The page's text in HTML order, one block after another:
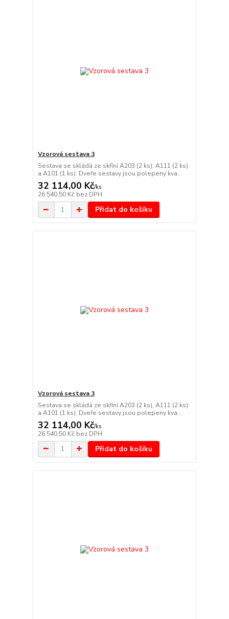
Vzorová sestava 3
Sestava se skládá ze skříní A203 (2 ks), A111 (2 ks)
a A101 (1 ks). Dveře sestavy jsou polepeny kva...
32 114,00 Kč/ks
26 540,50 Kč bez DPH
Přidat do košíku
Vzorová sestava 3
Sestava se skládá ze skříní A203 (2 ks), A111 (2 ks)
a A101 (1 ks). Dveře sestavy jsou polepeny kva...
32 114,00 Kč/ks
26 540,50 Kč bez DPH
Přidat do košíku